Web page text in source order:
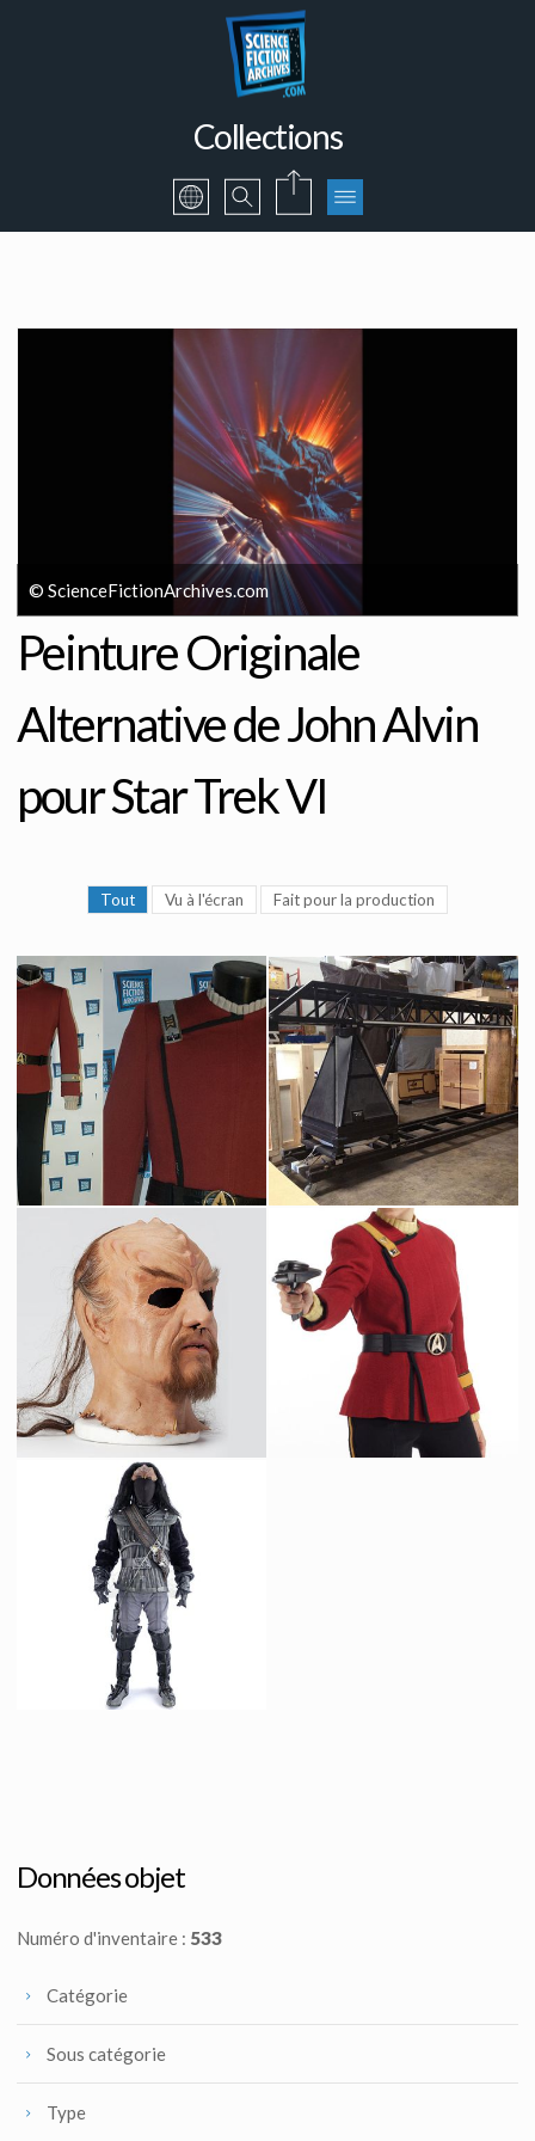
Collections
© ScienceFictionArchives.com
Peinture Originale
Alternative de John Alvin
pour Star Trek VI
Tout Vu à l'écran Fait pour la production
Costume original d'officier de Starfleet de Pavel Chekov
Vu à l'écran
Grue Originale Vista Cruiser d'Industrial Light & Magic
Fait pour la production
Masque Original de Klingon (René Auberjonois)
Vu à l'écran
Vu à l'écran
Données objet
Numéro d'inventaire : 533
Catégorie
Sous catégorie
Type